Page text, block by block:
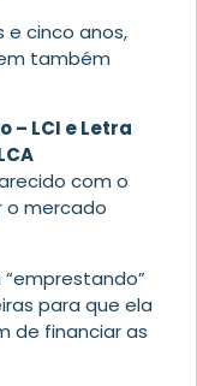
e cinco anos,
também
– LCI e Letra
com o
o mercado
para que ela
de financiar as